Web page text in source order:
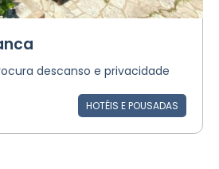
descanso e privacidade
HOTÉIS E POUSADAS